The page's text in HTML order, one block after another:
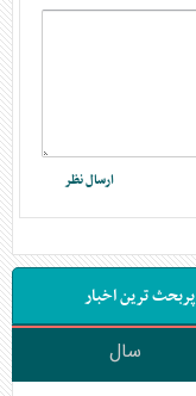
پربحث ترین اخبار
سال